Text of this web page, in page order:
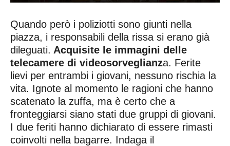
Quando però i poliziotti sono giunti nella
piazza, i responsabili della rissa si erano già
dileguati. Acquisite le immagini delle
telecamere di videosorveglianza. Ferite
lievi per entrambi i giovani, nessuno rischia la
vita. Ignote al momento le ragioni che hanno
scatenato la zuffa, ma è certo che a
fronteggiarsi siano stati due gruppi di giovani.
I due feriti hanno dichiarato di essere rimasti
coinvolti nella bagarre. Indaga il